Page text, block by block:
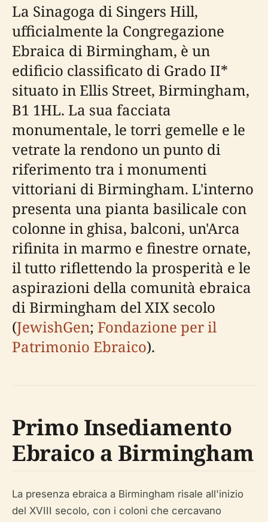
La Sinagoga di Singers Hill,
ufficialmente la Congregazione
Ebraica di Birmingham, è un
edificio classificato di Grado II*
situato in Ellis Street, Birmingham,
B1 1HL. La sua facciata
monumentale, le torri gemelle e le
vetrate la rendono un punto di
riferimento tra i monumenti
vittoriani di Birmingham. L'interno
presenta una pianta basilicale con
colonne in ghisa, balconi, un'Arca
rifinita in marmo e finestre ornate,
il tutto riflettendo la prosperità e le
aspirazioni della comunità ebraica
di Birmingham del XIX secolo
(JewishGen; Fondazione per il
Patrimonio Ebraico).
Primo Insediamento
Ebraico a Birmingham
La presenza ebraica a Birmingham risale all'inizio
del XVIII secolo, con i coloni che cercavano